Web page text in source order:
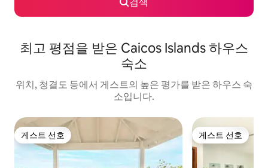
최고 평점을 받은 Caicos Islands 하우스
숙소
위치, 청결도 등에서 게스트의 높은 평가를 받은 하우스 숙
소입니다.
게스트 선호
게스트 선호 게스트 선호
게스트 선호